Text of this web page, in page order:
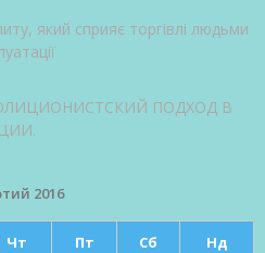
який сприяє торгівлі людьми
ПОДХОД В
2016
Чт Пт Сб Нд